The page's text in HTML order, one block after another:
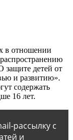
в отношении
защите детей от
и развитию».
содержать
16 лет.
рассылку с
и